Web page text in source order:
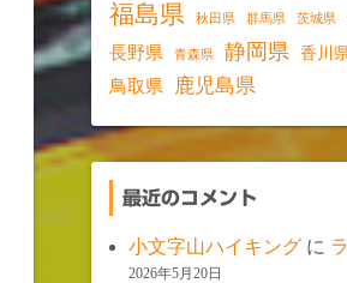
福島県 秋田県 群馬県 茨城県
長野県 青森県 静岡県 香川
鳥取県 鹿児島県
最近のコメント
小文字山ハイキング に
2026年5月20日